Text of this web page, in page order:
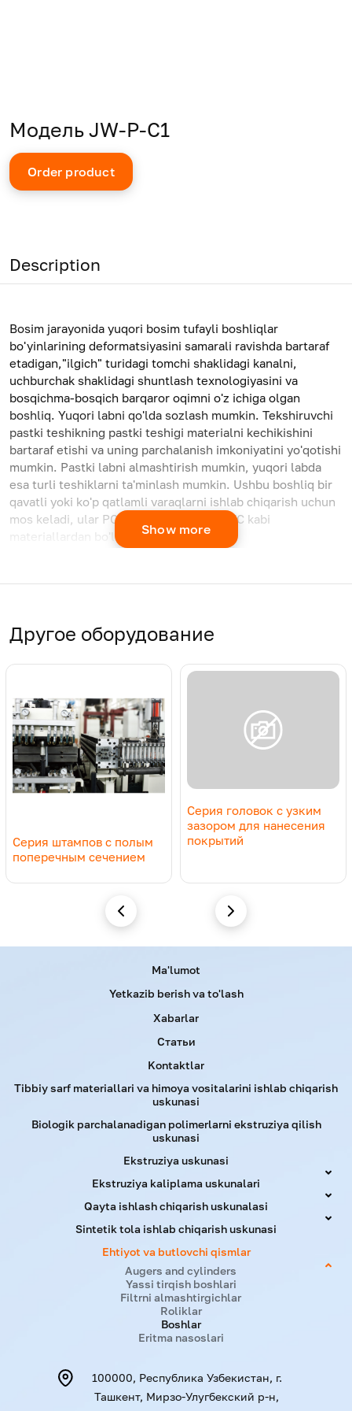
Модель JW-P-C1
Order product
Description
Bosim jarayonida yuqori bosim tufayli boshliqlar
bo'yinlarining deformatsiyasini samarali ravishda bartaraf
etadigan,"ilgich" turidagi tomchi shaklidagi kanalni,
uchburchak shaklidagi shuntlash texnologiyasini va
bosqichma-bosqich barqaror oqimni o'z ichiga olgan
boshliq. Yuqori labni qo'lda sozlash mumkin. Tekshiruvchi
pastki teshikning pastki teshigi materialni kechikishini
bartaraf etishi va uning parchalanish imkoniyatini yo'qotishi
mumkin. Pastki labni almashtirish mumkin, yuqori labda
esa turli teshiklarni ta'minlash mumkin. Ushbu boshliq bir
qavatli yoki ko'p qatlamli varaqlarni ishlab chiqarish uchun
mos keladi, ular PC, PS, PP, PE, PLA, PVC kabi
materiallardan bo'lishi mumkin.
Show more
Другое оборудование
Серия штампов с полым
поперечным сечением
Серия головок с узким
зазором для нанесения
покрытий
Tibbiy sarf materiallari va himoya vositalarini ishlab chiqarish
uskunasi
Biologik parchalanadigan polimerlarni ekstruziya qilish
uskunasi
Ekstruziya uskunasi
Ekstruziya kaliplama uskunalari
Qayta ishlash chiqarish uskunalasi
Sintetik tola ishlab chiqarish uskunasi
Ehtiyot va butlovchi qismlar
Augers and cylinders
Yassi tirqish boshlari
Filtrni almashtirgichlar
Roliklar
Boshlar
Eritma nasoslari
Ma'lumot
Yetkazib berish va to'lash
Xabarlar
Статьи
Kontaktlar
100000, Республика Узбекистан, г.
Ташкент, Мирзо-Улугбекский р-н,